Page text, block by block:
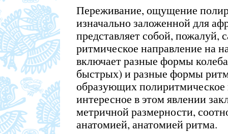
Переживание, ощущение
изначально заложенной для
представляет собой, пожалуй,
ритмическое направление на
включает разные формы
быстрых) и разные формы
образующих полиритмическое
интересное в этом явлении
метричной размерности,
анатомией, анатомией ритма.